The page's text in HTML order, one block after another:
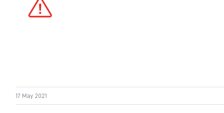
17 May 2021